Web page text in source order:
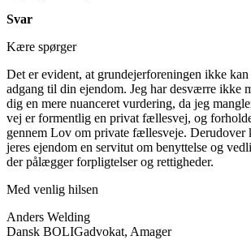
Svar
Kære spørger
Det er evident, at grundejerforeningen ikke
adgang til din ejendom. Jeg har desværre ikke
dig en mere nuanceret vurdering, da jeg
vej er formentlig en privat fællesvej, og
gennem Lov om private fællesveje. Derudover
jeres ejendom en servitut om benyttelse og
der pålægger forpligtelser og rettigheder.
Med venlig hilsen
Anders Welding
Dansk BOLIGadvokat, Amager